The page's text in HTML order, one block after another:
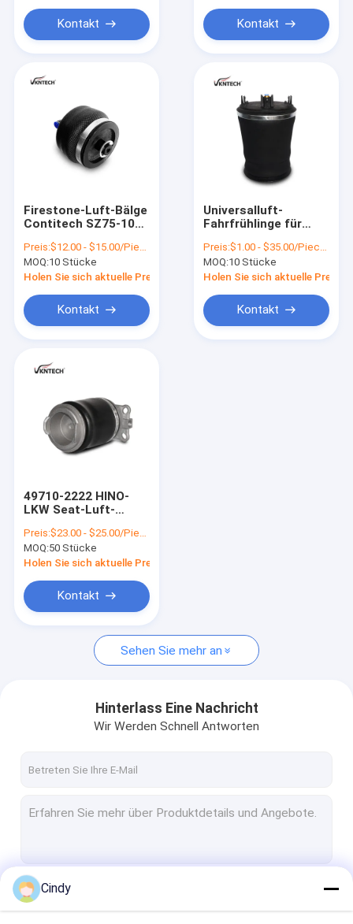
VR
Luft-Suspendierungs-Frühlinge
LKW-Luft-Frühling
Trailer-Luft-Frühlinge
Gewundener Luft-Frühling
Seat-Luft-Frühling
Luft-Suspendierungs-Kompressor
Audi Air Spring
BMW-Luft-Frühling
Land Rover Air Spring
Volkswagen-Luft-Frühling
Porsche-Luft-Frühling
Kontakt Kontakt
Firestone-Luft-Bälge
Contitech SZ75-102
Preis:$12.00 - $15.00/Pieces
MOQ:10 Stücke
Holen Sie sich aktuelle Preis
Kontakt
Universalluft-
Fahrfrühlinge für
Hendrickson W26-
455-9911 59823-2C
Preis:$1.00 - $35.00/Pieces
MOQ:10 Stücke
Holen Sie sich aktuelle Preis
Kontakt
49710-2222 HINO-
LKW Seat-Luft-
49710-2222 LSH
360HP
Preis:$23.00 - $25.00/Pieces
MOQ:50 Stücke
Holen Sie sich aktuelle Preis
Kontakt
Sehen Sie mehr an
Hinterlass Eine Nachricht
Wir Werden Schnell Antworten
Cindy